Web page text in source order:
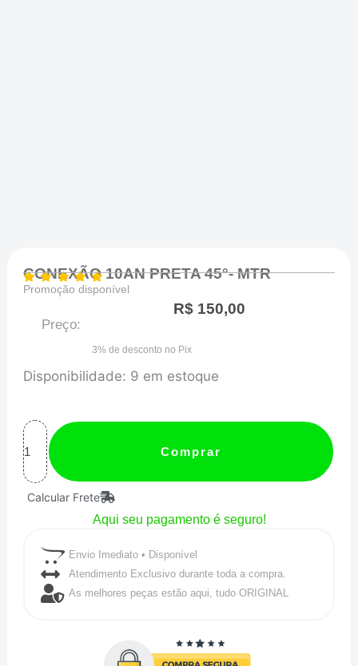
CONEXÃO 10AN PRETA 45°- MTR
Promoção disponível
Preço:
R$150,00
3% de desconto no Pix
Disponibilidade: 9 em estoque
CONEXÃO
PRETA
45°-
MTR
quantidade
Comprar
Calcular Frete
Aqui seu pagamento é seguro!
Envio Imediato • Disponível
Atendimento Exclusivo durante toda a compra.
As melhores peças estão aqui, tudo ORIGINAL